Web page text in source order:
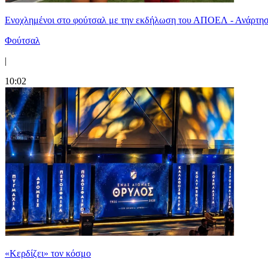
Ενοχλημένοι στο φούτσαλ με την εκδήλωση του ΑΠΟΕΛ -
Φούτσαλ
|
10:02
«Κερδίζει» τον κόσμο